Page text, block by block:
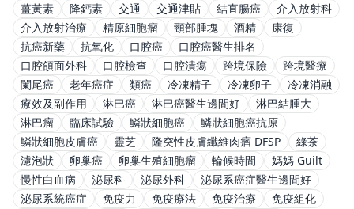
薑黃素
降鈣素 交通 交通津貼 結直腸癌
介入放射科
介入放射治療
精原細胞瘤 頸部腫塊 酒精
康復
抗癌新藥
抗氧化 口腔癌
口腔癌醫生排名
口腔頜面外科
口腔檢查 口腔潰瘍 跨境保險
跨境醫療
闌尾癌
老年癌症 類癌 冷凍精子 冷凍卵子
冷凍消融
療效及副作用
淋巴癌 淋巴癌醫生邊間好
淋巴結腫大
淋巴瘤
臨床試驗 鱗狀細胞癌
鱗狀細胞癌抗原
鱗狀細胞皮膚癌
靈芝 隆突性皮膚纖維肉瘤 DFSP
綠茶
濾泡狀
卵巢癌 卵巢生殖細胞瘤 輪候時間
媽媽 Guilt
慢性白血病
泌尿科 泌尿外科
泌尿系癌症醫生邊間好
泌尿系統癌症
免疫力 免疫療法 免疫治療
免疫組化